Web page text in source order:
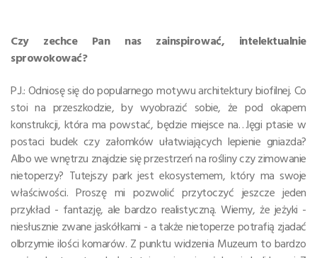
Czy zechce Pan nas zainspirować, intelektualnie
sprowokować?
P.J.: Odniosę się do popularnego motywu architektury biofilnej. Co
stoi na przeszkodzie, by wyobrazić sobie, że pod okapem
konstrukcji, która ma powstać, będzie miejsce na…lęgi ptasie w
postaci budek czy załomków ułatwiających lepienie gniazda?
Albo we wnętrzu znajdzie się przestrzeń na rośliny czy zimowanie
nietoperzy? Tutejszy park jest ekosystemem, który ma swoje
właściwości. Proszę mi pozwolić przytoczyć jeszcze jeden
przykład - fantazję, ale bardzo realistyczną. Wiemy, że jeżyki -
niesłusznie zwane jaskółkami - a także nietoperze potrafią zjadać
olbrzymie ilości komarów. Z punktu widzenia Muzeum to bardzo